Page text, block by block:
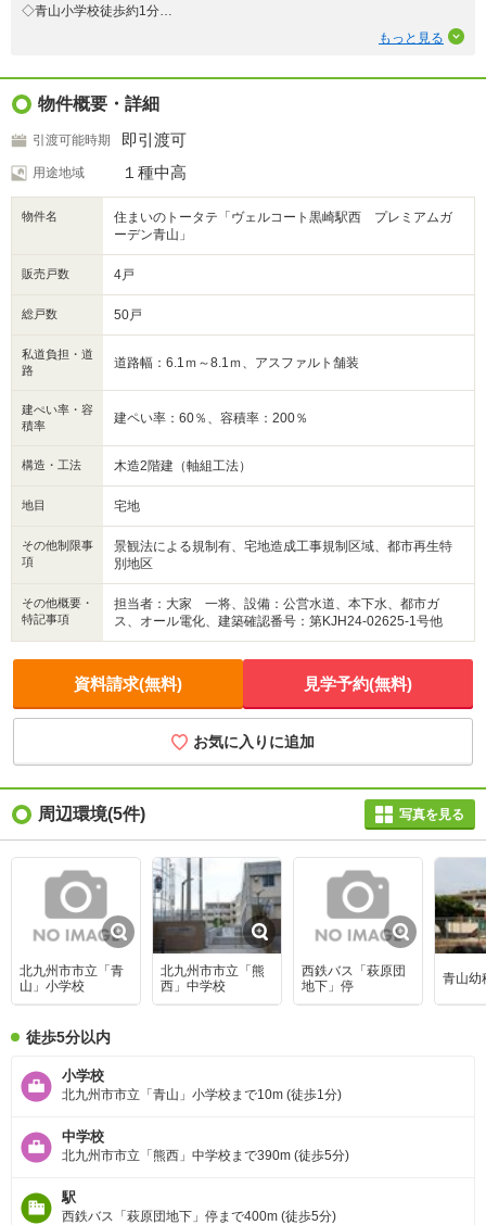
◇青山小学校徒歩約1分
■皇后崎公園徒歩約2分
■全棟ホームセキュリティを導入
■5号地
モデルハウスご見学できます♪
■3号地・7号地無人見学システム対象物件です。
スマートフォンから予約していただき、
営業スタッフの接客なくお客様のペースでご見学いただけます。
詳細・ご予約はHPから！
【夏期休業のご案内】
誠に勝手ながら、8月11日（火）～15日（土）は夏期休業とさせていただき
ます。
ます。
もっと見る
物件概要・詳細
引渡可能時期 即引渡可
用途地域 １種中高
物件名
住まいのトータテ「ヴェルコート黒崎駅西 プレミアムガ
ーデン青山」
販売戸数 4戸
総戸数 50戸
私道負担・道
路
道路幅：6.1ｍ～8.1ｍ、アスファルト舗装
建ぺい率・容
積率
建ペい率：60％、容積率：200％
構造・工法 木造2階建（軸組工法）
地目 宅地
その他制限事
項
景観法による規制有、宅地造成工事規制区域、都市再生特
別地区
その他概要・
特記事項
担当者：大家 一将、設備：公営水道、本下水、都市ガ
ス、オール電化、建築確認番号：第KJH24-02625-1号他
資料請求(無料) 見学予約(無料)
お気に入りに追加
周辺環境(5件) 写真を見る
北九州市市立「青
山」小学校
北九州市市立「熊
西」中学校
西鉄バス「萩原団
地下」停
青山幼
徒歩5分以内
小学校
北九州市市立「青山」小学校まで10m (徒歩1分)
中学校
北九州市市立「熊西」中学校まで390m (徒歩5分)
駅
西鉄バス「萩原団地下」停まで400m (徒歩5分)